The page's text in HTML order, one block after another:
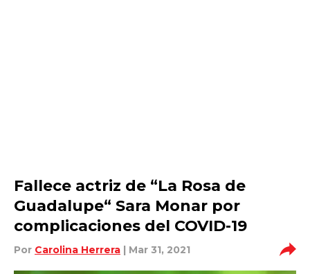
Fallece actriz de “La Rosa de
Guadalupe“ Sara Monar por
complicaciones del COVID-19
Por Carolina Herrera | Mar 31, 2021